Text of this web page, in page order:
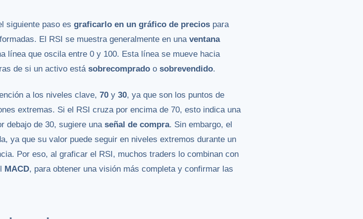
siguiente paso es graficarlo en un gráfico de precios para
El RSI se muestra generalmente en una ventana
línea que oscila entre 0 y 100. Esta línea se mueve hacia
de si un activo está sobrecomprado o sobrevendido.
a los niveles clave, 70 y 30, ya que son los puntos de
extremas. Si el RSI cruza por encima de 70, esto indica una
debajo de 30, sugiere una señal de compra. Sin embargo, el
ya que su valor puede seguir en niveles extremos durante un
Por eso, al graficar el RSI, muchos traders lo combinan con
MACD, para obtener una visión más completa y confirmar las